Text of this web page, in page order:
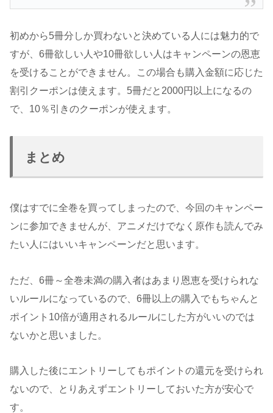
初めから5冊分しか買わないと決めている人には魅力的で
すが、6冊欲しい人や10冊欲しい人はキャンペーンの恩恵
を受けることができません。この場合も購入金額に応じた
割引クーポンは使えます。5冊だと2000円以上になるの
で、10％引きのクーポンが使えます。
まとめ
僕はすでに全巻を買ってしまったので、今回のキャンペー
ンに参加できませんが、アニメだけでなく原作も読んでみ
たい人にはいいキャンペーンだと思います。
ただ、6冊～全巻未満の購入者はあまり恩恵を受けられな
いルールになっているので、6冊以上の購入でもちゃんと
ポイント10倍が適用されるルールにした方がいいのでは
ないかと思いました。
購入した後にエントリーしてもポイントの還元を受けられ
ないので、とりあえずエントリーしておいた方が安心で
す。